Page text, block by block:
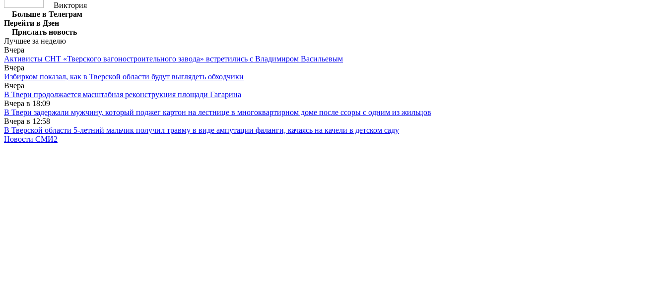
Виктория
Больше в Телеграм
Перейти в Дзен
Прислать новость
Лучшее за неделю
Вчера
Активисты СНТ «Тверского вагоностроительного завода» встретились с Владимиром Васильевым
Вчера
Избирком показал, как в Тверской области будут выглядеть обходчики
Вчера
В Твери продолжается масштабная реконструкция площади Гагарина
Вчера в 18:09
В Твери задержали мужчину, который поджег картон на лестнице в многоквартирном доме после ссоры с одним из жильцов
Вчера в 12:58
В Тверской области 5-летний мальчик получил травму в виде ампутации фаланги, качаясь на качели в детском саду
Новости СМИ2